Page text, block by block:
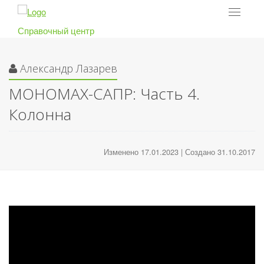
Toggle
Справочный центр
Александр Лазарев
МОНОМАХ-САПР: Часть 4.
Колонна
Изменено 17.01.2023 | Создано 31.10.2017